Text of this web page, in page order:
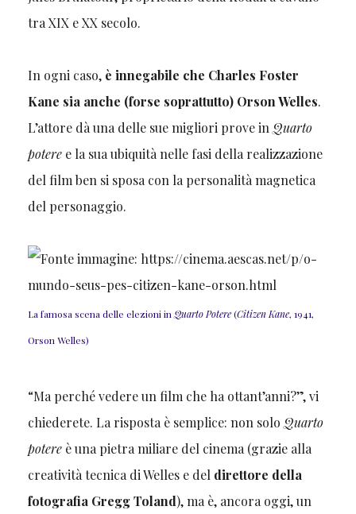
tra XIX e XX secolo.
In ogni caso, è innegabile che Charles Foster
Kane sia anche (forse soprattutto) Orson Welles.
L’attore dà una delle sue migliori prove in Quarto
poteree la sua ubiquità nelle fasi della realizzazione
del film ben si sposa con la personalità magnetica
del personaggio.
La famosa scena delle elezioni in Quarto Potere(Citizen Kane, 1941,
Orson Welles)
“Ma perché vedere un film che ha ottant’anni?”, vi
chiederete. La risposta è semplice: non solo Quarto
potereè una pietra miliare del cinema (grazie alla
creatività tecnica di Welles e del direttore della
fotografia Gregg Toland), ma è, ancora oggi, un